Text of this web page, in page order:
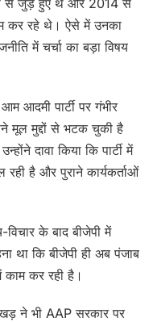
कर रहे थे। ऐसे में उनका
में चर्चा का बड़ा विषय
आदमी पार्टी पर गंभीर
मूल मुद्दों से भटक चुकी है
दावा किया कि पार्टी में
है और पुराने कार्यकर्ताओं
विचार के बाद बीजेपी में
था कि बीजेपी ही अब पंजाब
कर रही है।
ने भी AAP सरकार पर